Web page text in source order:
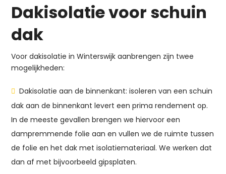
Dakisolatie voor schuin
dak
Voor dakisolatie in Winterswijk aanbrengen zijn twee
mogelijkheden:
Dakisolatie aan de binnenkant: isoleren van een schuin
dak aan de binnenkant levert een prima rendement op.
In de meeste gevallen brengen we hiervoor een
dampremmende folie aan en vullen we de ruimte tussen
de folie en het dak met isolatiemateriaal. We werken dat
dan af met bijvoorbeeld gipsplaten.